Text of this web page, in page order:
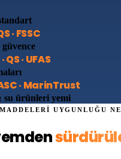
· FSSC
QS · UFAS
ASC · MarinTrust
ürünleri yemi
UYGUNLUĞU